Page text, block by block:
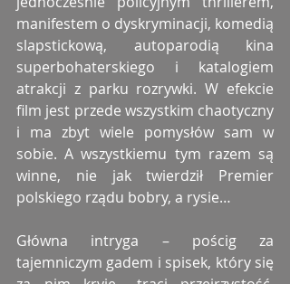
manifestem o dyskryminacji, komedią
slapstickową, autoparodią kina
superbohaterskiego i katalogiem
atrakcji z parku rozrywki. W efekcie
film jest przede wszystkim chaotyczny
i ma zbyt wiele pomysłów sam w
sobie. A wszystkiemu tym razem są
winne, nie jak twierdził Premier
polskiego rządu bobry, a rysie…
Główna intryga – pościg za
tajemniczym gadem i spisek, który się